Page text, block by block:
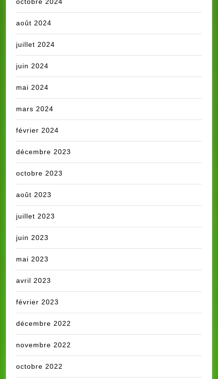
août 2024
juillet 2024
juin 2024
mai 2024
mars 2024
février 2024
décembre 2023
octobre 2023
août 2023
juillet 2023
juin 2023
mai 2023
avril 2023
février 2023
décembre 2022
novembre 2022
octobre 2022